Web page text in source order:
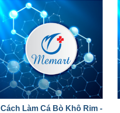
Cách Làm Cá Bò Khô Rim -